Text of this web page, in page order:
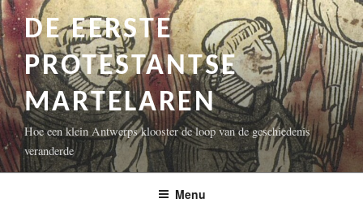
Naar
de
inhoud
springen
DE EERSTE
PROTESTANTSE
MARTELAREN
Hoe een klein Antwerps klooster de loop van de geschiedenis
veranderde
Menu